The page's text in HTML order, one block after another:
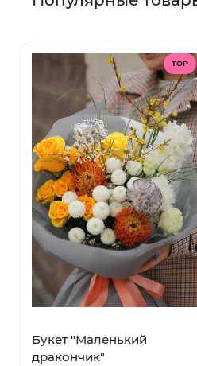
TOP
Букет "Маленький
дракончик"